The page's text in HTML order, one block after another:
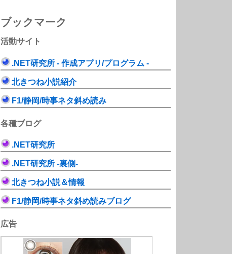
ブックマーク
活動サイト
.NET研究所 - 作成アプリ/プログラム -
北きつね小説紹介
F1/静岡/時事ネタ斜め読み
各種ブログ
.NET研究所
.NET研究所 -裏側-
北きつね小説＆情報
F1/静岡/時事ネタ斜め読みブログ
広告